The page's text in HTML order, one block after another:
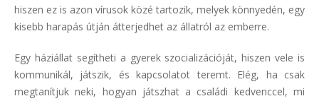
hiszen ez is azon vírusok közé tartozik, melyek könnyedén, egy
kisebb harapás útján átterjedhet az állatról az emberre.
Egy háziállat segítheti a gyerek szocializációját, hiszen vele is
kommunikál, játszik, és kapcsolatot teremt. Elég, ha csak
megtanítjuk neki, hogyan játszhat a családi kedvenccel, mi